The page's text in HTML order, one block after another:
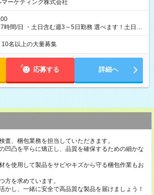
ーケティング株式会社
時間/日 ・土日含む週3～5日勤務 選べます！土日も
・残業は有りません！
10名以上の大量募集
応募する 詳細へ
査、梱包業務を担当していただきます。
凹凸を平らに矯正し、品質を確保するための細かな
を使用して製品をサビやキズから守る梱包作業もお
方を求めています。
かし、一緒に安全で高品質な製品を届けましょう！